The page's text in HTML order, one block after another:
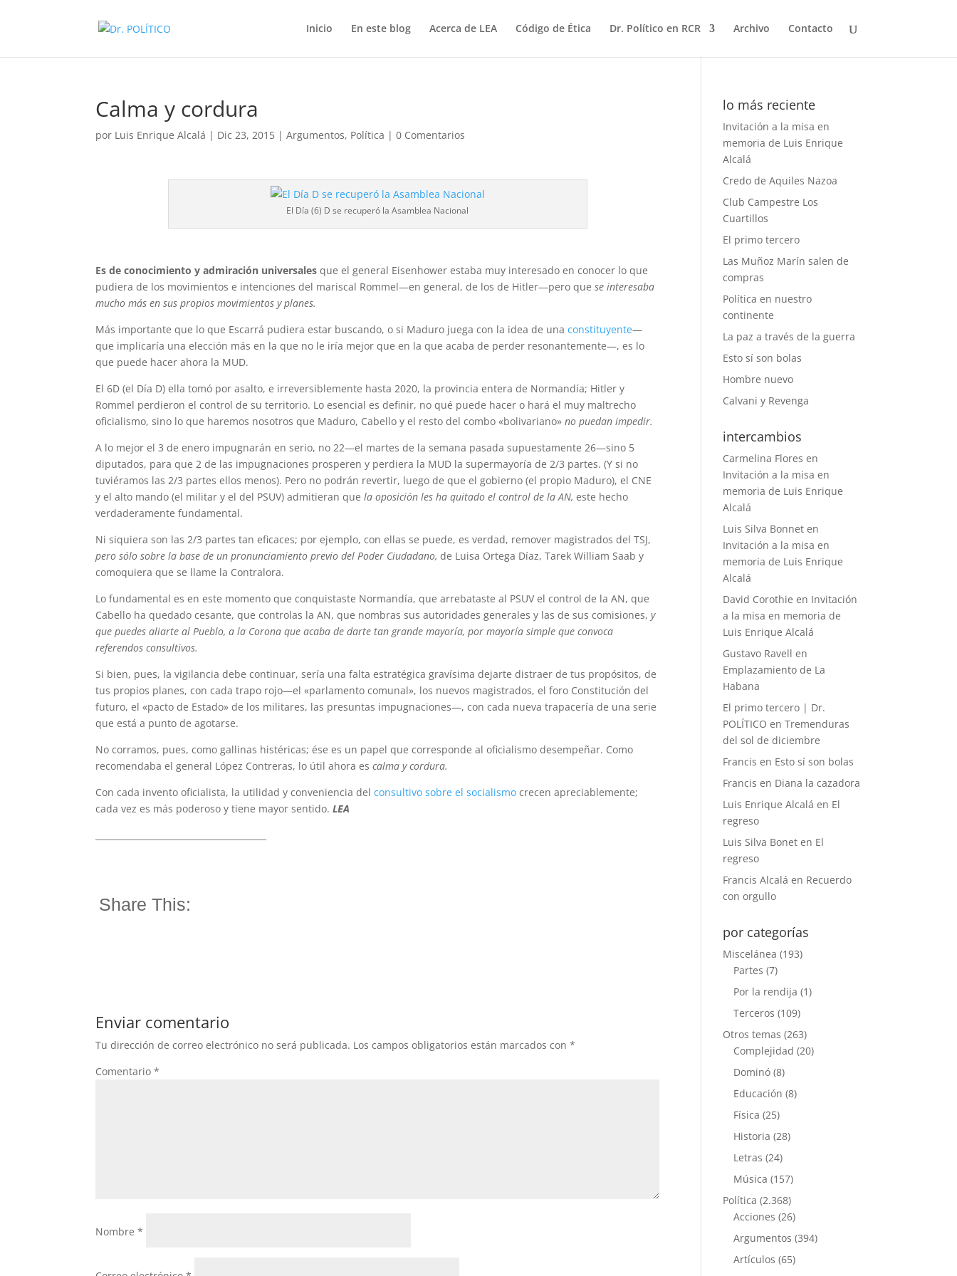
Inicio En este blog Acerca de LEA Código de Ética Dr. Político en RCR Archivo Contacto
Calma y cordura
por Luis Enrique Alcalá | Dic 23, 2015 |Argumentos, Política |0 Comentarios
El Día (6) D se recuperó la Asamblea Nacional
Es de conocimiento y admiración universales que el general Eisenhower estaba muy interesado en conocer lo que
pudiera de los movimientos e intenciones del mariscal Rommel—en general, de los de Hitler—pero quese interesaba
mucho más en sus propios movimientos y planes.
Más importante que lo que Escarrá pudiera estar buscando, o si Maduro juega con la idea de unaconstituyente—
que implicaría una elección más en la que no le iría mejor que en la que acaba de perder resonantemente—, es lo
que puede hacer ahora la MUD.
El 6D (el Día D) ella tomó por asalto, e irreversiblemente hasta 2020, la provincia entera de Normandía; Hitler y
Rommel perdieron el control de su territorio. Lo esencial es definir, no qué puede hacer o hará el muy maltrecho
oficialismo, sino lo que haremos nosotros que Maduro, Cabello y el resto del combo «bolivariano»no puedan impedir.
A lo mejor el 3 de enero impugnarán en serio, no 22—el martes de la semana pasada supuestamente 26—sino 5
diputados, para que 2 de las impugnaciones prosperen y perdiera la MUD la supermayoría de 2/3 partes. (Y si no
tuviéramos las 2/3 partes ellos menos). Pero no podrán revertir, luego de que el gobierno (el propio Maduro), el CNE
y el alto mando (el militar y el del PSUV) admitieran quela oposición les ha quitado el control de la AN,este hecho
verdaderamente fundamental.
Ni siquiera son las 2/3 partes tan eficaces; por ejemplo, con ellas se puede, es verdad, remover magistrados del TSJ,
pero sólo sobre la base de un pronunciamiento previo del Poder Ciudadano,de Luisa Ortega Díaz, Tarek William Saab y
comoquiera que se llame la Contralora.
Lo fundamental es en este momento que conquistaste Normandía, que arrebataste al PSUV el control de la AN, que
Cabello ha quedado cesante, que controlas la AN, que nombras sus autoridades generales y las de sus comisiones, y
que puedes aliarte al Pueblo, a la Corona que acaba de darte tan grande mayoría, por mayoría simple que convoca
referendos consultivos.
Si bien, pues, la vigilancia debe continuar, sería una falta estratégica gravísima dejarte distraer de tus propósitos, de
tus propios planes, con cada trapo rojo—el «parlamento comunal», los nuevos magistrados, el foro Constitución del
futuro, el «pacto de Estado» de los militares, las presuntas impugnaciones—, con cada nueva trapacería de una serie
que está a punto de agotarse.
No corramos, pues, como gallinas histéricas; ése es un papel que corresponde al oficialismo desempeñar. Como
recomendaba el general López Contreras, lo útil ahora escalma y cordura.
Con cada invento oficialista, la utilidad y conveniencia delconsultivo sobre el socialismo crecen apreciablemente;
cada vez es más poderoso y tiene mayor sentido.LEA
Share This:
Enviar comentario
Tu dirección de correo electrónico no será publicada. Los campos obligatorios están marcados con*
Comentario*
Nombre*
lo más reciente
Invitación a la misa en
memoria de Luis Enrique
Alcalá
Credo de Aquiles Nazoa
Club Campestre Los
Cuartillos
El primo tercero
Las Muñoz Marín salen de
compras
Política en nuestro
continente
La paz a través de la guerra
Esto sí son bolas
Hombre nuevo
Calvani y Revenga
intercambios
Carmelina Flores en
Invitación a la misa en
memoria de Luis Enrique
Alcalá
Luis Silva Bonnet en
Invitación a la misa en
memoria de Luis Enrique
Alcalá
David Corothie en Invitación
a la misa en memoria de
Luis Enrique Alcalá
Gustavo Ravell en
Emplazamiento de La
Habana
El primo tercero | Dr.
POLÍTICO enTremenduras
del sol de diciembre
Francis en Esto sí son bolas
Francis en Diana la cazadora
Luis Enrique Alcalá en El
regreso
Luis Silva Bonet en El
regreso
Francis Alcalá en Recuerdo
con orgullo
por categorías
Miscelánea (193)
Partes (7)
Por la rendija (1)
Terceros (109)
Otros temas (263)
Complejidad (20)
Dominó (8)
Educación (8)
Física (25)
Historia (28)
Letras (24)
Música (157)
Política (2.368)
Acciones (26)
Argumentos (394)
Artículos (65)